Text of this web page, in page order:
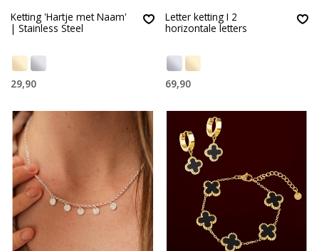
Ketting 'Hartje met Naam'
| Stainless Steel
29,90
Letter ketting I 2
horizontale letters
69,90